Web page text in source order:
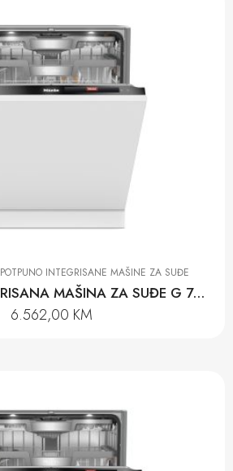
POTPUNO INTEGRISANE MAŠINE ZA SUĐE
POTPUNO INTEGRISANA MAŠINA ZA SUĐE G 7980 SCVi AUTODOS K2O
6.562,00 KM